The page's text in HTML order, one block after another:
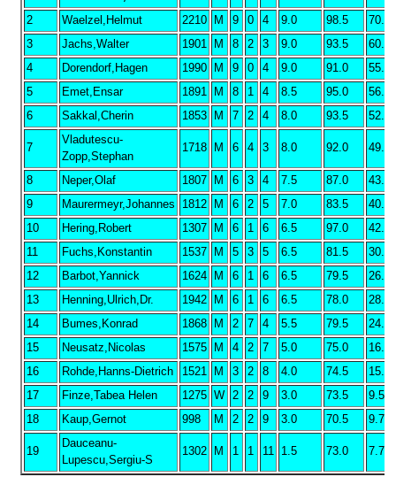
2
Waelzel,Helmut 2210 M 9 0 4 9.0 98.5
70.00
3
Jachs,Walter 1901 M 8 2 3 9.0 93.5
60.00
4
Dorendorf,Hagen 1990 M 9 0 4 9.0 91.0
55.00
5
Emet,Ensar 1891 M 8 1 4 8.5 95.0
56.50
6
Sakkal,Cherin 1853 M 7 2 4 8.0 93.5 52.00
7
Vladutescu-
Zopp,Stephan
1718 M 6 4 3 8.0 92.0 49.25
8 Neper,Olaf 1807 M 6 3 4 7.5 87.0
43.75
9
Maurermeyr,Johannes 1812 M 6 2 5 7.0 83.5
40.50
10
Hering,Robert 1307 M 6 1 6 6.5 97.0
42.25
11
Fuchs,Konstantin 1537 M 5 3 5 6.5 81.5
30.50
12
Barbot,Yannick 1624 M 6 1 6 6.5 79.5
26.25
13
Henning,Ulrich,Dr. 1942 M 6 1 6 6.5 78.0
28.75
14
Bumes,Konrad 1868 M 2 7 4 5.5 79.5
24.25
15
Neusatz,Nicolas 1575 M 4 2 7 5.0 75.0
16.75
16
Rohde,Hanns-Dietrich 1521 M 3 2 8 4.0 74.5
15.75
17
Finze,Tabea Helen 1275 W 2 2 9 3.0 73.5
9.50
18
Kaup,Gernot 998 M 2 2 9 3.0 70.5 9.75
19
Dauceanu-
Lupescu,Sergiu-S
1302 M 1 1 11 1.5 73.0 7.75